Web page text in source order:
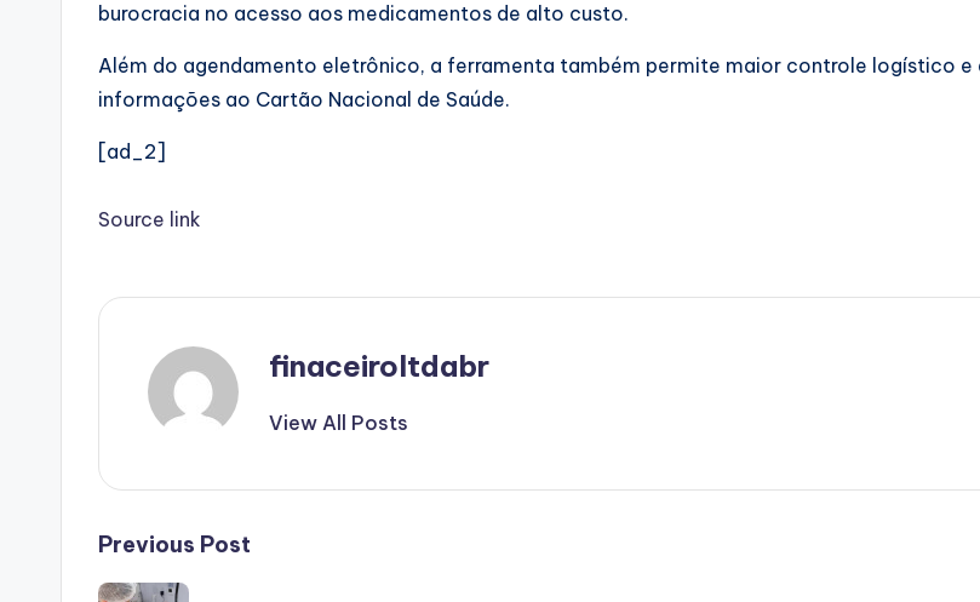
burocracia no acesso aos medicamentos de alto custo.
Além do agendamento eletrônico, a ferramenta também permite maior controle logístico
informações ao Cartão Nacional de Saúde.
[ad_2]
Source link
finaceiroltdabr
View All Posts
Post
Previous Post